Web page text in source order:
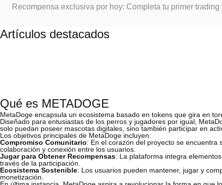
Recompensa exclusiva por hoy: Completa tu primer
Artículos destacados
Qué es METADOGE
MetaDoge encapsula un ecosistema basado en tokens que gira en
Diseñado para entusiastas de los perros y jugadores por igual,
solo puedan poseer mascotas digitales, sino también participar en
Los objetivos principales de MetaDoge incluyen:
Compromiso Comunitario: En el corazón del proyecto se
colaboración y conexión entre los usuarios.
Jugar para Obtener Recompensas: La plataforma integra
través de la participación.
Ecosistema Sostenible: Los usuarios pueden mantener, jugar y
monetización.